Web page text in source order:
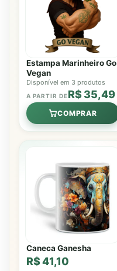
Estampa Marinheiro Go
Vegan
Disponível em 3 produtos
A PARTIR DER$ 35,49
COMPRAR
Caneca Ganesha
R$ 41,10